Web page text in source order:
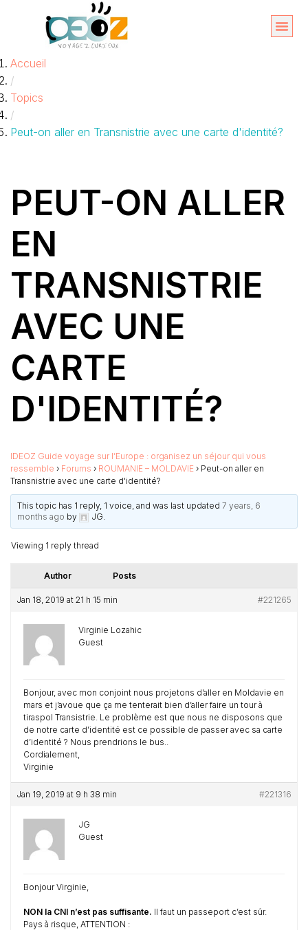
contenu
Accueil
/
Topics
/
Peut-on aller en Transnistrie avec une carte d'identité?
PEUT-ON ALLER
EN
TRANSNISTRIE
AVEC UNE
CARTE
D'IDENTITÉ?
IDEOZ Guide voyage sur l’Europe : organisez un séjour qui vous
ressemble › Forums › ROUMANIE – MOLDAVIE › Peut-on aller en
Transnistrie avec une carte d'identité?
This topic has 1 reply, 1 voice, and was last updated7 years, 6
months ago by JG.
Viewing 1 reply thread
Author Posts
Jan 18, 2019 at 21 h 15 min #221265
Virginie Lozahic
Guest
Bonjour, avec mon conjoint nous projetons d’aller en Moldavie en
mars et j’avoue que ça me tenterait bien d’aller faire un tour à
tiraspol Transistrie. Le problème est que nous ne disposons que
de notre carte d’identité est ce possible de passer avec sa carte
d’identité ? Nous prendrions le bus..
Cordialement,
Virginie
Jan 19, 2019 at 9 h 38 min #221316
JG
Guest
Bonjour Virginie,
NON la CNI n’est pas suffisante. Il faut un passeport c’est sûr.
Pays à risque, ATTENTION :